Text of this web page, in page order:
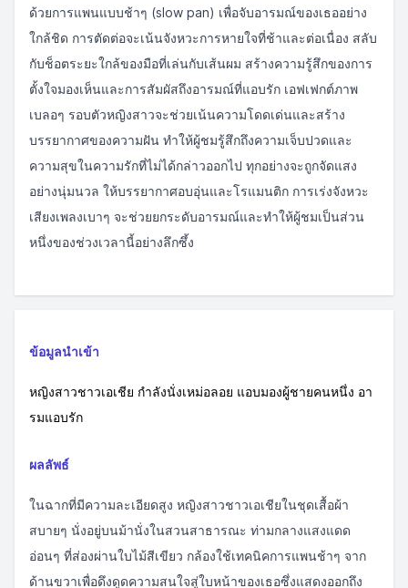
ด้วยการแพนแบบช้าๆ (slow pan) เพื่อจับอารมณ์ของเธออย่าง
ใกล้ชิด การตัดต่อจะเน้นจังหวะการหายใจที่ช้าและต่อเนื่อง สลับ
กับช็อตระยะใกล้ของมือที่เล่นกับเส้นผม สร้างความรู้สึกของการ
ตั้งใจมองเห็นและการสัมผัสถึงอารมณ์ที่แอบรัก เอฟเฟกต์ภาพ
เบลอๆ รอบตัวหญิงสาวจะช่วยเน้นความโดดเด่นและสร้าง
บรรยากาศของความฝัน ทำให้ผู้ชมรู้สึกถึงความเจ็บปวดและ
ความสุขในความรักที่ไม่ได้กล่าวออกไป ทุกอย่างจะถูกจัดแสง
อย่างนุ่มนวล ให้บรรยากาศอบอุ่นและโรแมนติก การเร่งจังหวะ
เสียงเพลงเบาๆ จะช่วยยกระดับอารมณ์และทำให้ผู้ชมเป็นส่วน
หนึ่งของช่วงเวลานี้อย่างลึกซึ้ง
ข้อมูลนำเข้า
หญิงสาวชาวเอเชีย กำลังนั่งเหม่อลอย แอบมองผู้ชายคนหนึ่ง อา
รมแอบรัก
ผลลัพธ์
ในฉากที่มีความละเอียดสูง หญิงสาวชาวเอเชียในชุดเสื้อผ้า
สบายๆ นั่งอยู่บนม้านั่งในสวนสาธารณะ ท่ามกลางแสงแดด
อ่อนๆ ที่ส่องผ่านใบไม้สีเขียว กล้องใช้เทคนิคการแพนช้าๆ จาก
ด้านขวาเพื่อดึงดูดความสนใจสู่ใบหน้าของเธอซึ่งแสดงออกถึง